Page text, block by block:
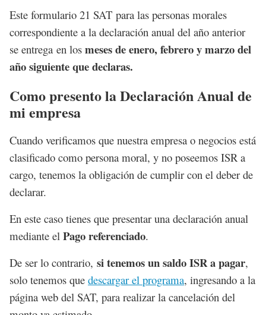
Este formulario 21 SAT para las personas morales
correspondiente a la declaración anual del año anterior
se entrega en los meses de enero, febrero y marzo del
año siguiente que declaras.
Como presento la Declaración Anual de
mi empresa
Cuando verificamos que nuestra empresa o negocios está
clasificado como persona moral, y no poseemos ISR a
cargo, tenemos la obligación de cumplir con el deber de
declarar.
En este caso tienes que presentar una declaración anual
mediante el Pago referenciado.
De ser lo contrario, si tenemos un saldo ISR a pagar,
solo tenemos que descargar el programa, ingresando a la
página web del SAT, para realizar la cancelación del